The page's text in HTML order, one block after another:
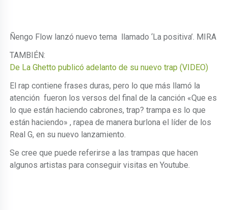
Ñengo Flow lanzó nuevo tema llamado ‘La positiva’. MIRA
TAMBIÉN:
De La Ghetto publicó adelanto de su nuevo trap (VIDEO)
El rap contiene frases duras, pero lo que más llamó la
atención fueron los versos del final de la canción «Que es
lo que están haciendo cabrones, trap? trampa es lo que
están haciendo» , rapea de manera burlona el líder de los
Real G, en su nuevo lanzamiento.
Se cree que puede referirse a las trampas que hacen
algunos artistas para conseguir visitas en Youtube.